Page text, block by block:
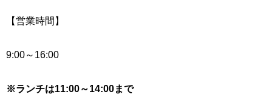
【営業時間】
9:00～16:00
※ランチは11:00～14:00まで